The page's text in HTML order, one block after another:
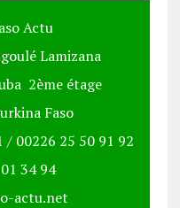
Actu
Lamizana
2ème étage
Faso
/ 00226 25 50 91 92
34 94
actu.net